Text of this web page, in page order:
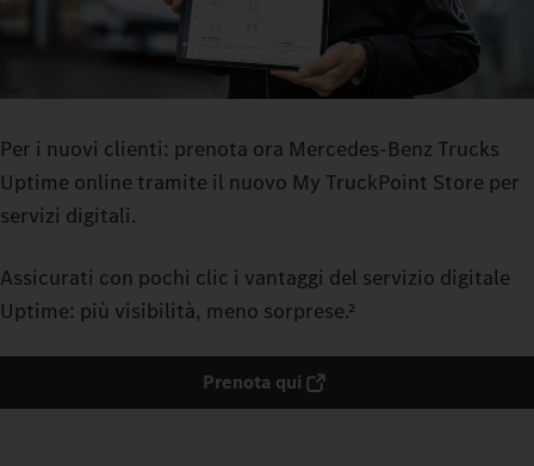
Per i nuovi clienti: prenota ora Mercedes-Benz Trucks
Uptime online tramite il nuovo My TruckPoint Store per
servizi digitali.
Assicurati con pochi clic i vantaggi del servizio digitale
Uptime: più visibilità, meno sorprese.²
Prenota qui